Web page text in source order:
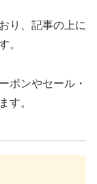
り、記事の上に
。
ポンやセール・
す。